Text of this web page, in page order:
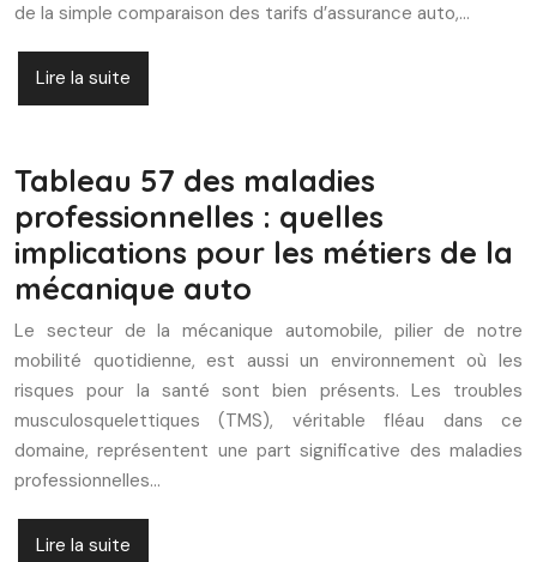
de la simple comparaison des tarifs d’assurance auto,…
Lire la suite
Tableau 57 des maladies
professionnelles : quelles
implications pour les métiers de la
mécanique auto
Le secteur de la mécanique automobile, pilier de notre
mobilité quotidienne, est aussi un environnement où les
risques pour la santé sont bien présents. Les troubles
musculosquelettiques (TMS), véritable fléau dans ce
domaine, représentent une part significative des maladies
professionnelles…
Lire la suite